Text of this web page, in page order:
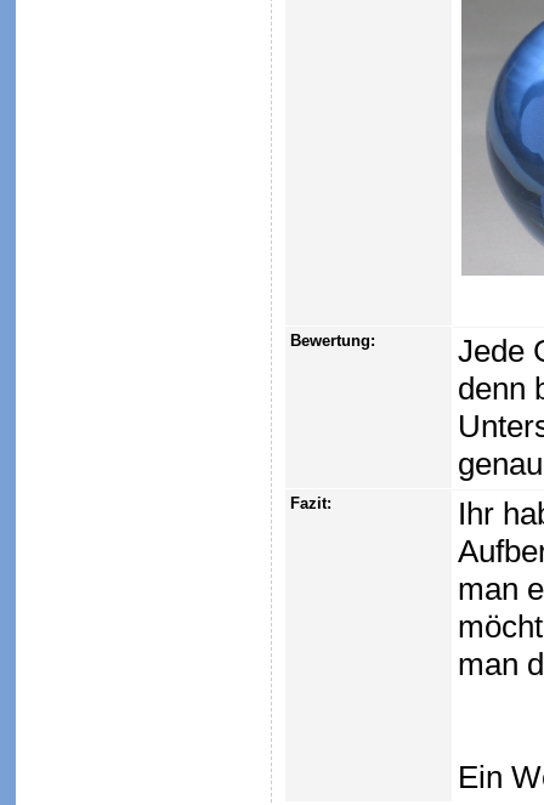
Bewertung:
Jede
denn
Fazit:
Ihr
man
man
Ein